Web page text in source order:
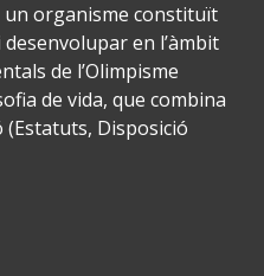
un organisme constituït
en l’àmbit
de l’Olimpisme
de vida, que combina
(Estatuts, Disposició